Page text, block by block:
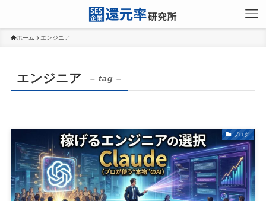
ホーム エンジニア
エンジニア – tag –
ブログ